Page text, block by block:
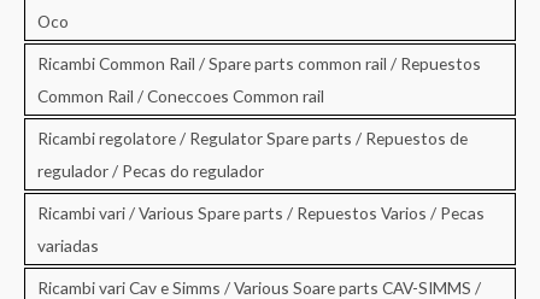
Oco
Ricambi Common Rail / Spare parts common rail / Repuestos
Common Rail / Coneccoes Common rail
Ricambi regolatore / Regulator Spare parts / Repuestos de
regulador / Pecas do regulador
Ricambi vari / Various Spare parts / Repuestos Varios / Pecas
variadas
Ricambi vari Cav e Simms / Various Soare parts CAV-SIMMS /